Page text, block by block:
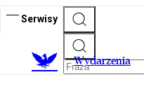
Serwisy
Wydarzenia